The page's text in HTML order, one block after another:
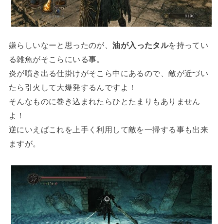
嫌らしいなーと思ったのが、油が入ったタルを持ってい
る雑魚がそこらにいる事。
炎が噴き出る仕掛けがそこら中にあるので、敵が近づい
たら引火して大爆発するんですよ！
そんなものに巻き込まれたらひとたまりもありません
よ！
逆にいえばこれを上手く利用して敵を一掃する事も出来
ますが。